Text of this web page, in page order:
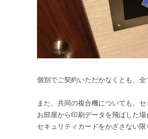
個別でご契約いただかなくとも、
また、共同の複合機についても、
お部屋から印刷データを飛ばした
セキュリティカードをかざさない